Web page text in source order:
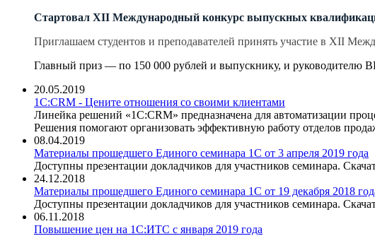
Стартовал XII Международный конкурс выпускных
Приглашаем студентов и преподавателей принять участие в XII
Главный приз — по 150 000 рублей и выпускнику, и руководителю
20.05.2019
1С:CRM - Цените отношения со своими клиентами
Линейка решений «1С:CRM» предназначена для автоматизации
Решения помогают организовать эффективную работу отделов
08.04.2019
Материалы прошедшего Единого семинара 1С от 3 апреля 2019 года
Доступны презентации докладчиков для участников семинара.
24.12.2018
Материалы прошедшего Единого семинара 1С от 19 декабря 2018
Доступны презентации докладчиков для участников семинара.
06.11.2018
Повышение цен на 1С:ИТС с января 2019 года